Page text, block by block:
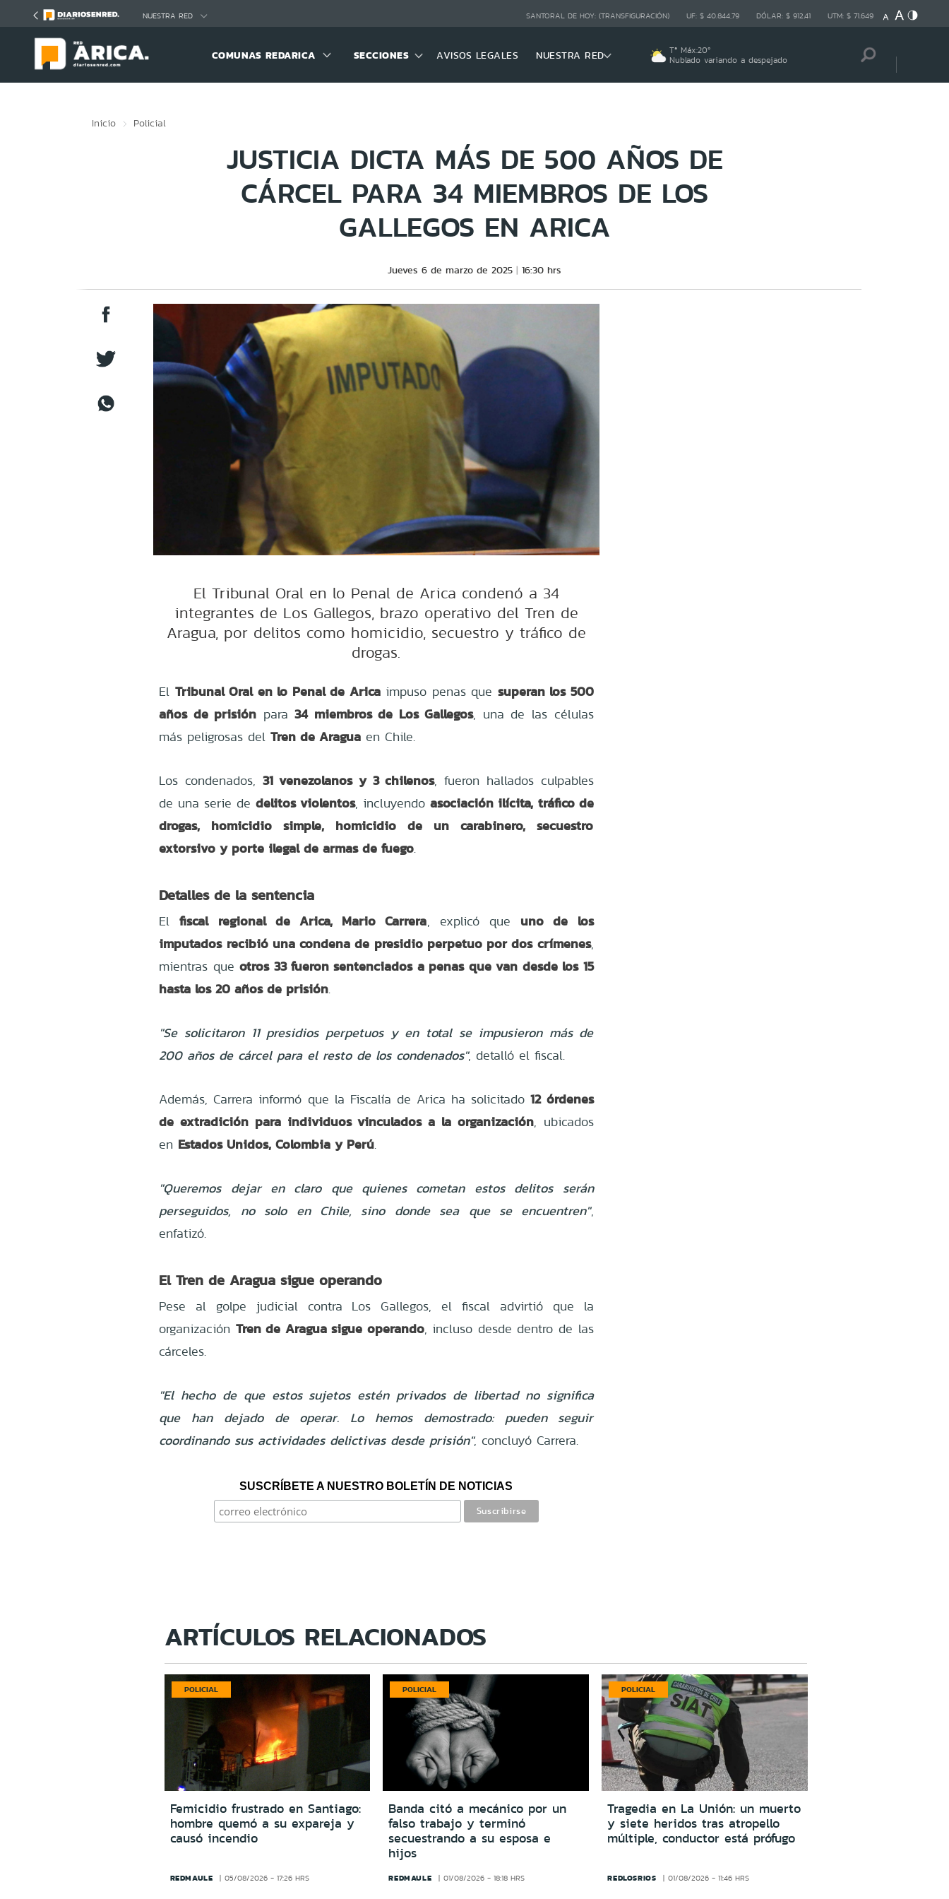
NUESTRA RED SANTORAL DE HOY: (TRANSFIGURACIÓN) UF: $ 40.844,79 DÓLAR: $ 912,41 UTM: $ 71.649
COMUNAS REDARICA SECCIONES AVISOS LEGALES NUESTRA RED Tª Máx:20º
Nublado variando a despejado
Inicio Policial
JUSTICIA DICTA MÁS DE 500 AÑOS DE
CÁRCEL PARA 34 MIEMBROS DE LOS
GALLEGOS EN ARICA
Jueves 6 de marzo de 2025 16:30 hrs
El Tribunal Oral en lo Penal de Arica condenó a 34
integrantes de Los Gallegos, brazo operativo del Tren de
Aragua, por delitos como homicidio, secuestro y tráfico de
drogas.
El Tribunal Oral en lo Penal de Aricaimpuso penas que superan los 500
años de prisión para34 miembros de Los Gallegos, una de las células
más peligrosas delTren de Aragua en Chile.
Los condenados, 31 venezolanos y 3 chilenos, fueron hallados culpables
de una serie dedelitos violentos, incluyendoasociación ilícita, tráfico de
drogas, homicidio simple, homicidio de un carabinero, secuestro
extorsivo y porte ilegal de armas de fuego.
Detalles de la sentencia
Elfiscal regional de Arica, Mario Carrera, explicó que uno de los
imputados recibió una condena de presidio perpetuo por dos crímenes,
mientras queotros 33 fueron sentenciados a penas que van desde los 15
hasta los 20 años de prisión.
"Se solicitaron 11 presidios perpetuos y en total se impusieron más de
200 años de cárcel para el resto de los condenados", detalló el fiscal.
Además, Carrera informó que la Fiscalía de Arica ha solicitado12 órdenes
de extradición para individuos vinculados a la organización, ubicados
en Estados Unidos, Colombia y Perú.
"Queremos dejar en claro que quienes cometan estos delitos serán
perseguidos, no solo en Chile, sino donde sea que se encuentren",
enfatizó.
El Tren de Aragua sigue operando
Pese al golpe judicial contra Los Gallegos, el fiscal advirtió que la
organización Tren de Aragua sigue operando, incluso desde dentro de las
cárceles.
"El hecho de que estos sujetos estén privados de libertad no significa
que han dejado de operar. Lo hemos demostrado: pueden seguir
coordinando sus actividades delictivas desde prisión", concluyó Carrera.
SUSCRÍBETE A NUESTRO BOLETÍN DE NOTICIAS
ARTÍCULOS RELACIONADOS
POLICIAL
Femicidio frustrado en Santiago:
hombre quemó a su expareja y
causó incendio
REDMAULE 05/08/2026 - 17:26 HRS
POLICIAL
Banda citó a mecánico por un
falso trabajo y terminó
secuestrando a su esposa e
hijos
REDMAULE 01/08/2026 - 18:18 HRS
POLICIAL
Tragedia en La Unión: un muerto
y siete heridos tras atropello
múltiple, conductor está prófugo
REDLOSRIOS 01/08/2026 - 11:46 HRS